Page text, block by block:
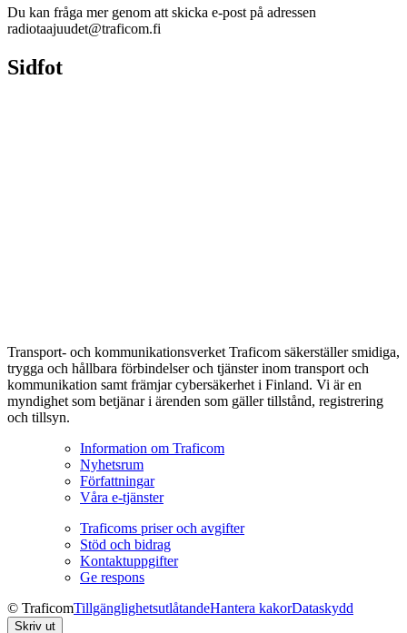
Du kan fråga mer genom att skicka e-post på adressen
radiotaajuudet@traficom.fi
Sidfot
Transport- och kommunikationsverket Traficom säkerställer smidiga,
trygga och hållbara förbindelser och tjänster inom transport och
kommunikation samt främjar cybersäkerhet i Finland. Vi är en
myndighet som betjänar i ärenden som gäller tillstånd, registrering
och tillsyn.
Information om Traficom
Nyhetsrum
Författningar
Våra e-tjänster
Traficoms priser och avgifter
Stöd och bidrag
Kontaktuppgifter
Ge respons
© TraficomTillgänglighetsutlåtandeHantera kakorDataskydd
Skriv ut